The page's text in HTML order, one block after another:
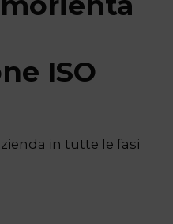
ISO
in tutte le fasi